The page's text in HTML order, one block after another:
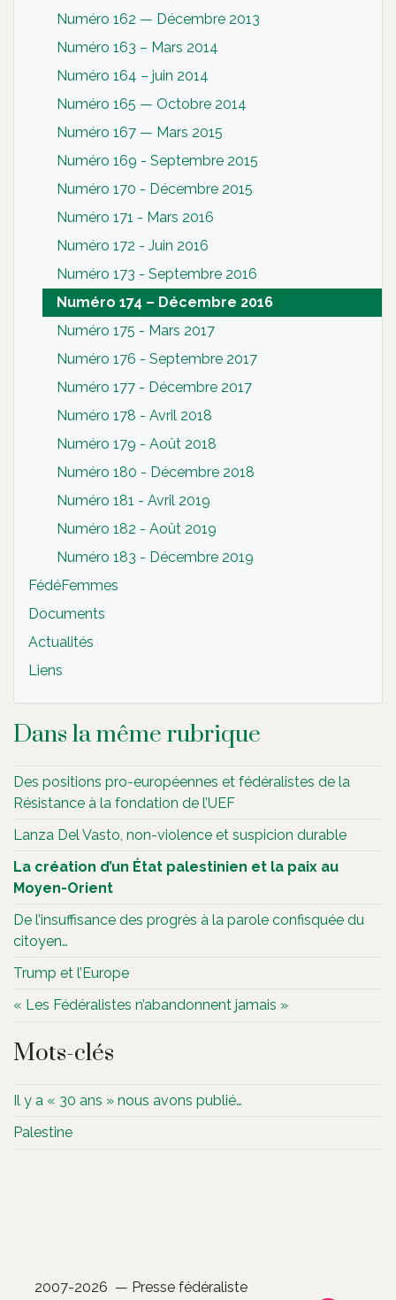
Numéro 162 — Décembre 2013
Numéro 163 – Mars 2014
Numéro 164 – juin 2014
Numéro 165 — Octobre 2014
Numéro 167 — Mars 2015
Numéro 169 - Septembre 2015
Numéro 170 - Décembre 2015
Numéro 171 - Mars 2016
Numéro 172 - Juin 2016
Numéro 173 - Septembre 2016
Numéro 174 – Décembre 2016
Numéro 175 - Mars 2017
Numéro 176 - Septembre 2017
Numéro 177 - Décembre 2017
Numéro 178 - Avril 2018
Numéro 179 - Août 2018
Numéro 180 - Décembre 2018
Numéro 181 - Avril 2019
Numéro 182 - Août 2019
Numéro 183 - Décembre 2019
FédéFemmes
Documents
Actualités
Liens
Dans la même rubrique
Des positions pro-européennes et fédéralistes de la
Résistance à la fondation de l’UEF
Lanza Del Vasto, non-violence et suspicion durable
La création d’un État palestinien et la paix au
Moyen-Orient
De l’insuffisance des progrès à la parole confisquée du
citoyen…
Trump et l’Europe
« Les Fédéralistes n’abandonnent jamais »
Mots-clés
Il y a « 30 ans » nous avons publié…
Palestine
2007-2026 — Presse fédéraliste